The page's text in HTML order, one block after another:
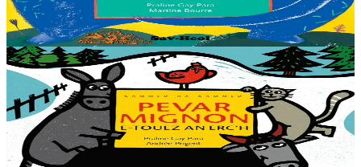
chevreaux.
En stock9,00 €
2 ans et plus
Sav-heol
Quatre amis dans la neige
Par une nuit froide de Noël, une poule, comprenant qu'elle va
bientôt être mangée par le fermier, incite les animaux de la ferme à
fuir leur destin pour une vie meilleure....